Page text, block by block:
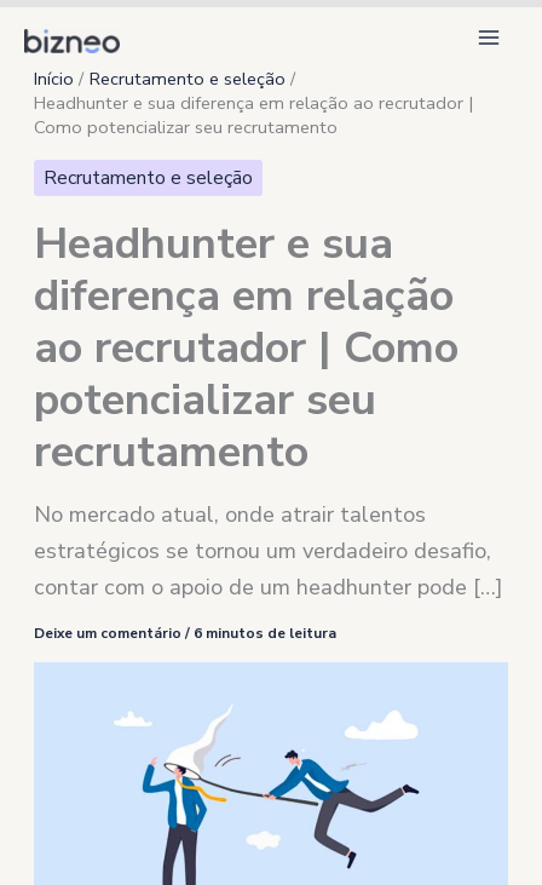
para
conteúdo
Início
Recrutamento e seleção
Headhunter e sua diferença em relação ao recrutador |
Como potencializar seu recrutamento
Recrutamento e seleção
Headhunter e sua
diferença em relação
ao recrutador | Como
potencializar seu
recrutamento
No mercado atual, onde atrair talentos
estratégicos se tornou um verdadeiro desafio,
contar com o apoio de um headhunter pode […]
Deixe um comentário / 6 minutos de leitura